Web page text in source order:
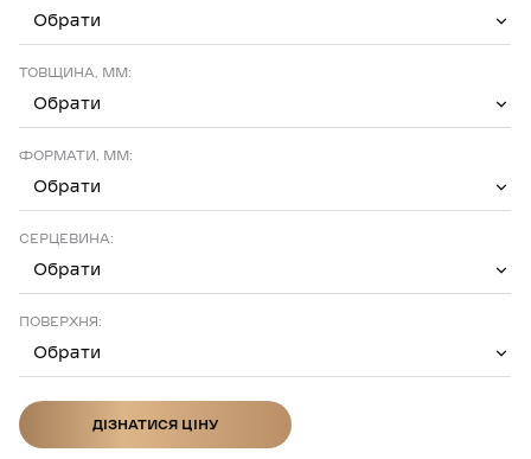
Обрати
ТОВЩИНА, ММ:
Обрати
ФОРМАТИ, ММ:
Обрати
СЕРЦЕВИНА:
Обрати
ПОВЕРХНЯ:
Обрати
ДІЗНАТИСЯ ЦІНУ